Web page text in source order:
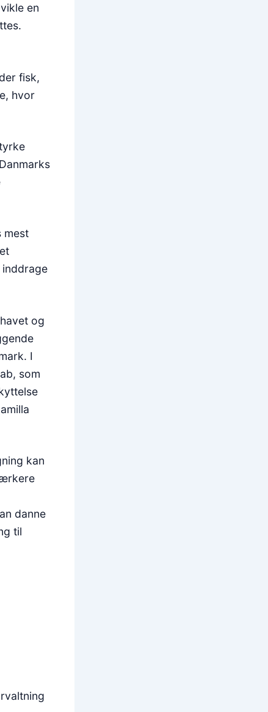
en
fisk,
hvor
mest
og
I
som
kan
danne
til